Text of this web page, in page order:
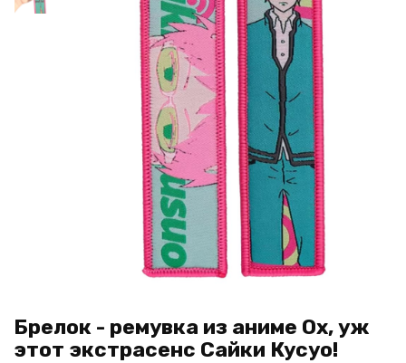
Брелок - ремувка из аниме Ох, уж
этот экстрасенс Сайки Кусуо!